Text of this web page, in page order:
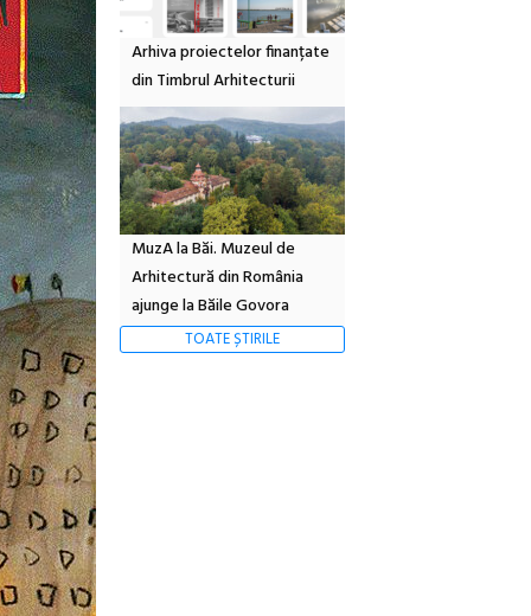
Arhiva proiectelor finanțate
din Timbrul Arhitecturii
MuzA la Băi. Muzeul de
Arhitectură din România
ajunge la Băile Govora
TOATE ȘTIRILE